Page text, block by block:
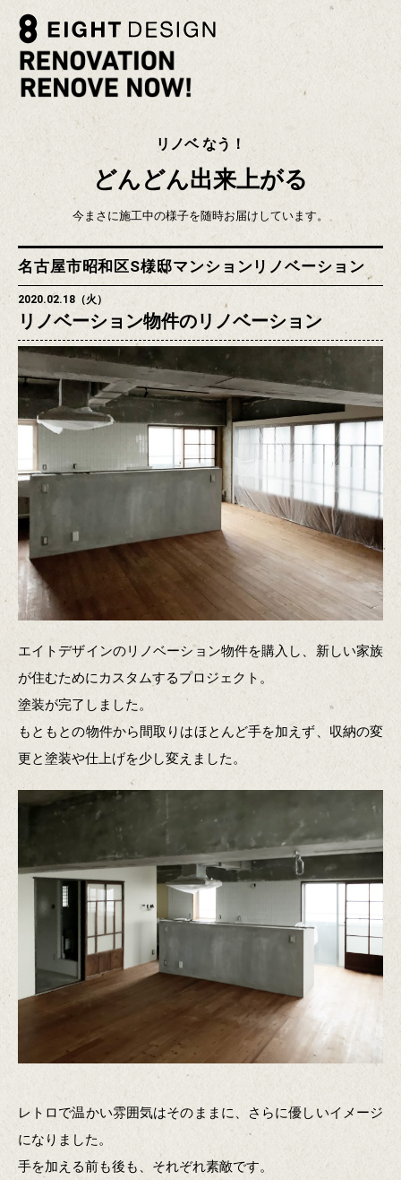
リノベ なう！
どんどん出来上がる
今まさに施工中の様子を随時お届けしています。
名古屋市昭和区S様邸マンションリノベーション
2020.02.18（火）
リノベーション物件のリノベーション
エイトデザインのリノベーション物件を購入し、新しい家族
が住むためにカスタムするプロジェクト。
塗装が完了しました。
もともとの物件から間取りはほとんど手を加えず、収納の変
更と塗装や仕上げを少し変えました。
レトロで温かい雰囲気はそのままに、さらに優しいイメージ
になりました。
手を加える前も後も、それぞれ素敵です。